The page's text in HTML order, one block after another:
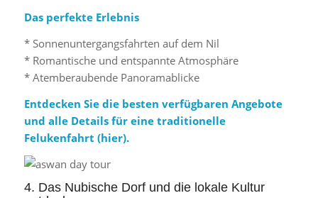
Das perfekte Erlebnis
* Sonnenuntergangsfahrten auf dem Nil
* Romantische und entspannte Atmosphäre
* Atemberaubende Panoramablicke
Entdecken Sie die besten verfügbaren Angebote
und alle Details für eine traditionelle
Felukenfahrt (hier).
4. Das Nubische Dorf und die lokale Kultur